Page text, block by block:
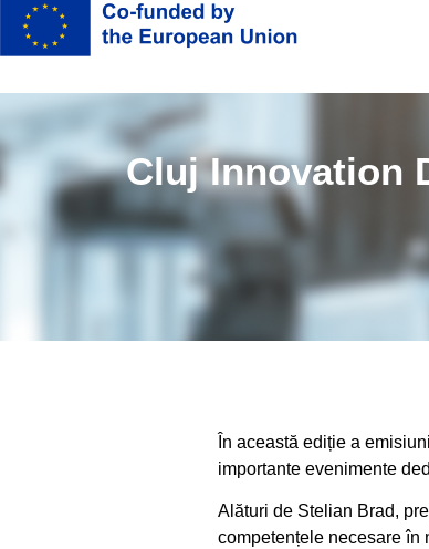
Cluj Innovation
În această ediție a
importante evenimente
Alături de Stelian Brad,
competențele necesare în